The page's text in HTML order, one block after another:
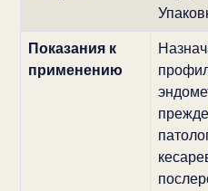
Показания к
применению